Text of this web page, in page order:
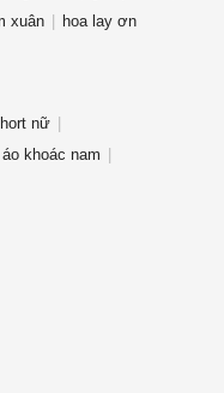
xuân hoa lay ơn
nữ
áo khoác nam